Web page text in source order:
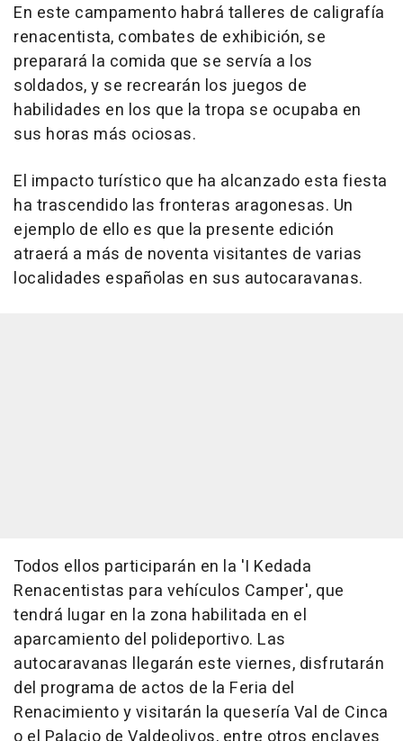
En este campamento habrá talleres de caligrafía
renacentista, combates de exhibición, se
preparará la comida que se servía a los
soldados, y se recrearán los juegos de
habilidades en los que la tropa se ocupaba en
sus horas más ociosas.
El impacto turístico que ha alcanzado esta fiesta
ha trascendido las fronteras aragonesas. Un
ejemplo de ello es que la presente edición
atraerá a más de noventa visitantes de varias
localidades españolas en sus autocaravanas.
Todos ellos participarán en la 'I Kedada
Renacentistas para vehículos Camper', que
tendrá lugar en la zona habilitada en el
aparcamiento del polideportivo. Las
autocaravanas llegarán este viernes, disfrutarán
del programa de actos de la Feria del
Renacimiento y visitarán la quesería Val de Cinca